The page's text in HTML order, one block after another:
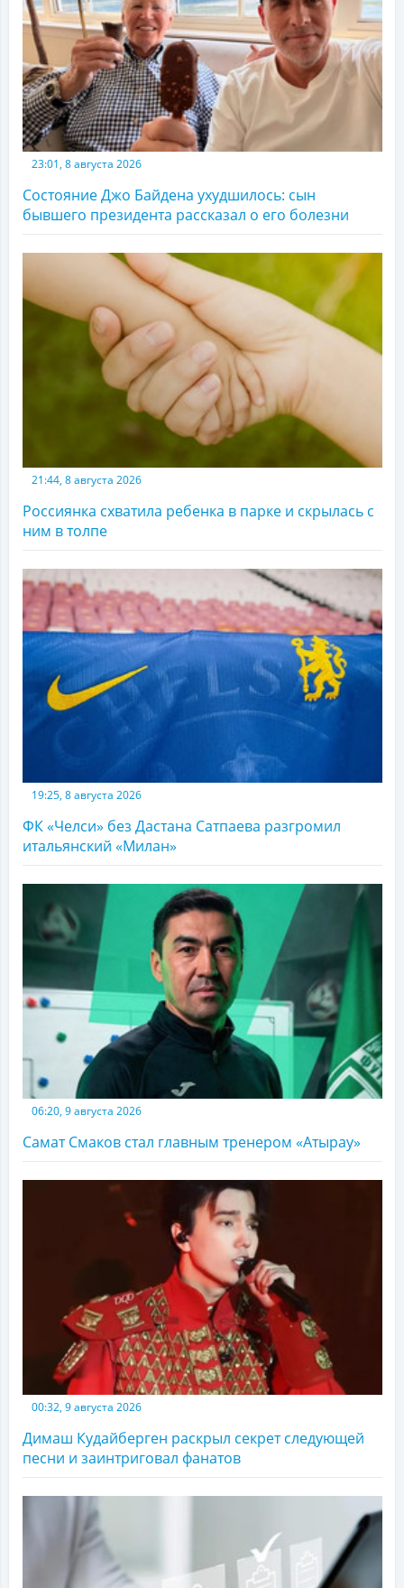
23:01, 8 августа 2026
Состояние Джо Байдена ухудшилось: сын
бывшего президента рассказал о его болезни
21:44, 8 августа 2026
Россиянка схватила ребенка в парке и скрылась с
ним в толпе
19:25, 8 августа 2026
ФК «Челси» без Дастана Сатпаева разгромил
итальянский «Милан»
06:20, 9 августа 2026
Самат Смаков стал главным тренером «Атырау»
00:32, 9 августа 2026
Димаш Кудайберген раскрыл секрет следующей
песни и заинтриговал фанатов